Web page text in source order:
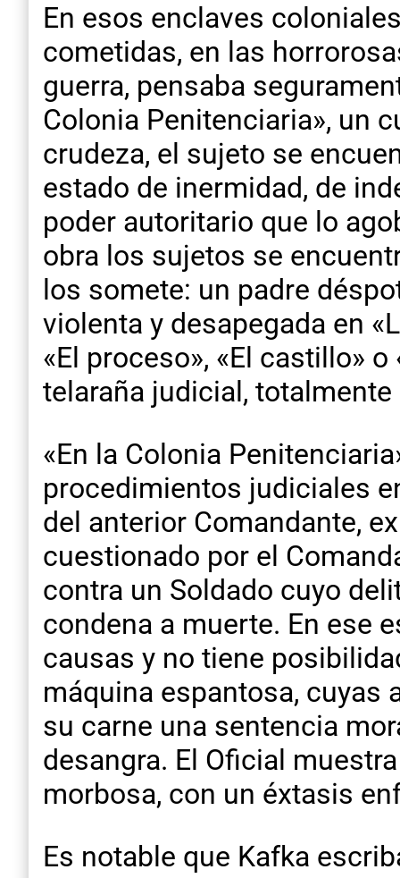
En esos enclaves
cometidas, en las
guerra, pensaba
Colonia Penitenciaria», un
crudeza, el sujeto se
estado de inermidad, de
poder autoritario que lo
obra los sujetos se
los somete: un padre
violenta y desapegada en
«El proceso», «El castillo»
telaraña judicial,
«En la Colonia
procedimientos judiciales
del anterior Comandante,
cuestionado por el
contra un Soldado cuyo
condena a muerte. En ese
causas y no tiene
máquina espantosa, cuyas
su carne una sentencia
desangra. El Oficial
morbosa, con un éxtasis
Es notable que Kafka